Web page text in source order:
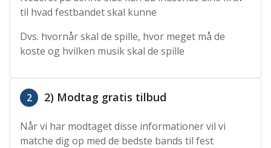
til hvad festbandet skal kunne
Dvs. hvornår skal de spille, hvor meget må de
koste og hvilken musik skal de spille
2 2) Modtag gratis tilbud
Når vi har modtaget disse informationer vil vi
matche dig op med de bedste bands til fest